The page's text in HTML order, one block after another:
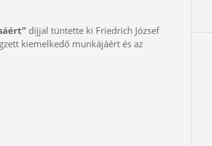
díjjal tüntette ki Friedrich József
kiemelkedő munkájáért és az